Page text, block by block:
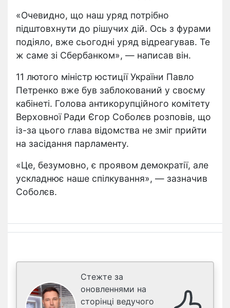
«Очевидно, що наш уряд потрібно
підштовхнути до рішучих дій. Ось з фурами
подіяло, вже сьогодні уряд відреагував. Те
ж саме зі Сбербанком», — написав він.
11 лютого міністр юстиції України Павло
Петренко вже був заблокований у своєму
кабінеті. Голова антикорупційного комітету
Верховної Ради Єгор Соболєв розповів, що
із-за цього глава відомства не зміг прийти
на засідання парламенту.
«Це, безумовно, є проявом демократії, але
ускладнює наше спілкування», — зазначив
Соболєв.
Стежте за
оновленнями на
сторінці ведучого